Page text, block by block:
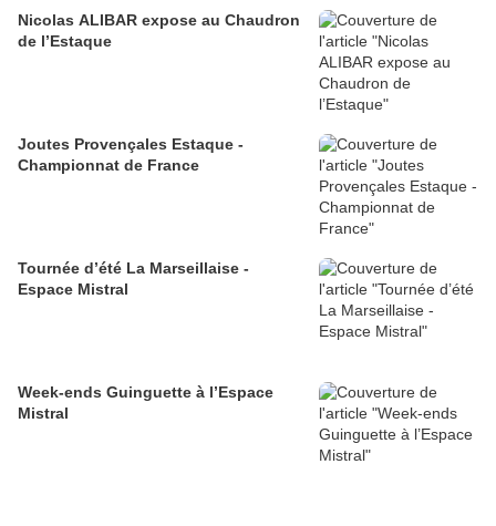
Nicolas ALIBAR expose au Chaudron
de l’Estaque
Joutes Provençales Estaque -
Championnat de France
Tournée d’été La Marseillaise -
Espace Mistral
Week-ends Guinguette à l’Espace
Mistral